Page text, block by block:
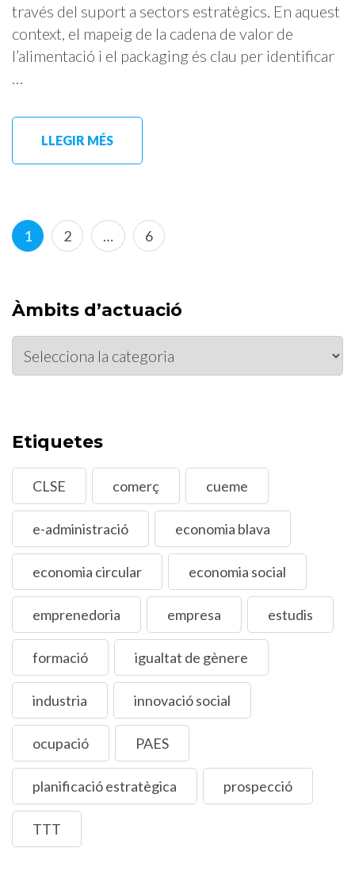
través del suport a sectors estratègics. En aquest
context, el mapeig de la cadena de valor de
l’alimentació i el packaging és clau per identificar
…
LLEGIR MÉS
Paginació
de
entrades
Page
1 Page
2 … Page
6
Àmbits d’actuació
Àmbits
d’actuació
Etiquetes
CLSE comerç cueme
e-administració economia blava
economia circular economia social
emprenedoria empresa estudis
formació igualtat de gènere
industria innovació social
ocupació PAES
planificació estratègica prospecció
TTT